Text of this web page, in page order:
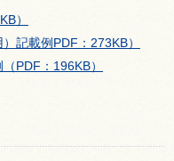
）
記載例PDF：273KB）
PDF：196KB）